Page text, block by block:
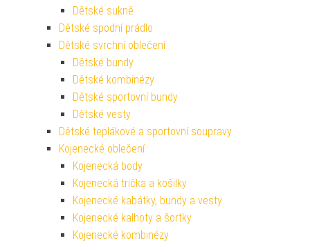
Dětské sukně
Dětské spodní prádlo
Dětské svrchní oblečení
Dětské bundy
Dětské kombinézy
Dětské sportovní bundy
Dětské vesty
Dětské teplákové a sportovní soupravy
Kojenecké oblečení
Kojenecká body
Kojenecká trička a košilky
Kojenecké kabátky, bundy a vesty
Kojenecké kalhoty a šortky
Kojenecké kombinézy